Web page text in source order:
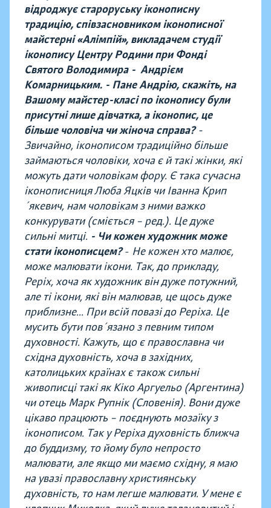
відроджує староруську іконописну
традицію, співзасновником іконописної
майстерні «Алімпій», викладачем студії
іконопису Центру Родини при Фонді
Святого Володимира - Андрієм
Комарницьким. - Пане Андрію, скажіть, на
Вашому майстер-класі по іконопису були
присутні лише дівчатка, а іконопис, це
більше чоловіча чи жіноча справа? -
Звичайно, іконописом традиційно більше
займаються чоловіки, хоча є й такі жінки, які
можуть дати чоловікам фору. Є така сучасна
іконописниця Люба Яцків чи Іванна Крип
´якевич, нам чоловікам з ними важко
конкурувати (сміється – ред.). Це дуже
сильні митці. - Чи кожен художник може
стати іконописцем?- Не кожен хто малює,
може малювати ікони. Так, до прикладу,
Реріх, хоча як художник він дуже потужний,
але ті ікони, які він малював, це щось дуже
приблизне... При всій повазі до Реріха. Це
мусить бути пов´язано з певним типом
духовності. Кажуть, що є православна чи
східна духовність, хоча в західних,
католицьких країнах є також сильні
живописці такі як Кіко Аргуельо (Аргентина)
чи отець Марк Рупнік (Словенія). Вони дуже
цікаво працюють – поєднують мозаїку з
іконописом. Так у Реріха духовність ближча
до буддизму, то йому було непросто
малювати, але якщо ми маємо східну, я маю
на увазі православну християнську
духовність, то нам легше малювати. У мене є